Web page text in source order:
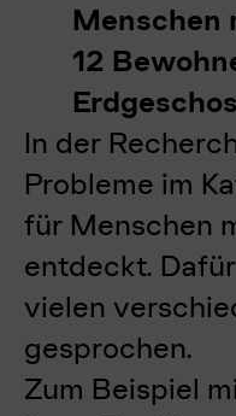
Menschen
12
In der
Probleme im
für Menschen
entdeckt.
vielen
gesprochen.
Zum Beispiel